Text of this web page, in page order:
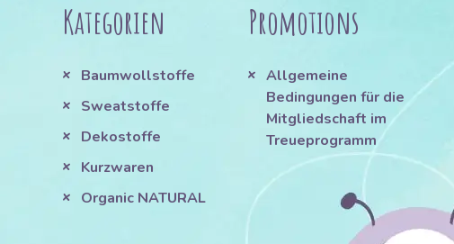
Kategorien
Baumwollstoffe
Sweatstoffe
Dekostoffe
Kurzwaren
Organic NATURAL
Promotions
Allgemeine
Bedingungen für die
Mitgliedschaft im
Treueprogramm